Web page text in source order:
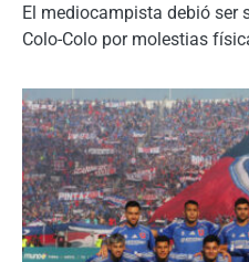
El mediocampista debió ser
Colo-Colo por molestias